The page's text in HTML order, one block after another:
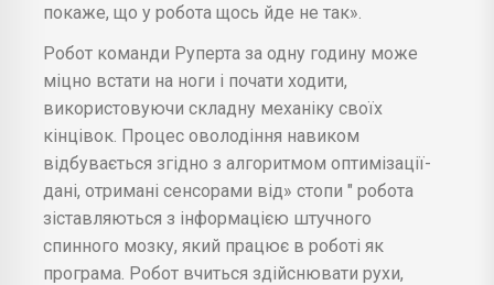
покаже, що у робота щось йде не так».
Робот команди Руперта за одну годину може
міцно встати на ноги і почати ходити,
використовуючи складну механіку своїх
кінцівок. Процес оволодіння навиком
відбувається згідно з алгоритмом оптимізації-
дані, отримані сенсорами від» стопи " робота
зіставляються з інформацією штучного
спинного мозку, який працює в роботі як
програма. Робот вчиться здійснювати рухи,